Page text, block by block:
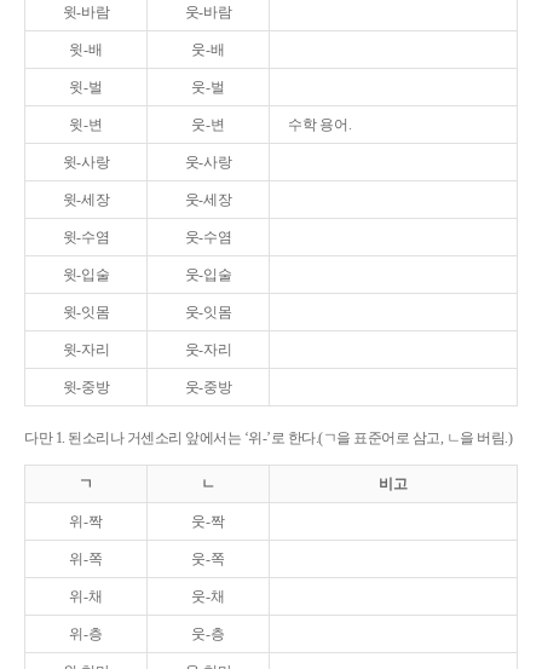
윗-바람 웃-바람
윗-배 웃-배
윗-벌 웃-벌
윗-변 웃-변 수학 용어.
윗-사랑 웃-사랑
윗-세장 웃-세장
윗-수염 웃-수염
윗-입술 웃-입술
윗-잇몸 웃-잇몸
윗-자리 웃-자리
윗-중방 웃-중방
다만 1. 된소리나 거센소리 앞에서는 ‘위-’로 한다.(ㄱ을 표준어로 삼고, ㄴ을 버림.)
ㄱ ㄴ 비고
위-짝 웃-짝
위-쪽 웃-쪽
위-채 웃-채
위-층 웃-층